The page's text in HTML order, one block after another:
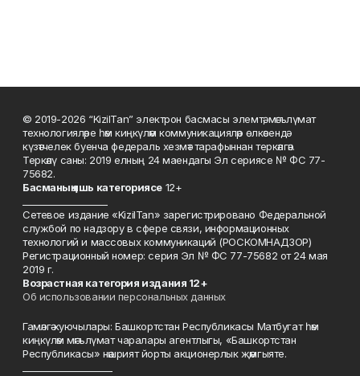
© 2019-2026 “KizilTan” электрон басмасы элемтә, мәгълүмат
технологияләре һәм киңкүләм коммуникацияләр өлкәсендә
күзәтчелек буенча федераль хезмәт тарафыннан теркәлгән.
Теркәлү саны: 2019 елның 24 маендагы Эл сериясе № ФС 77-
75682.
Басманың яшь категориясе12+
Сетевое издание «KizilTan» зарегистрировано Федеральной
службой по надзору в сфере связи, информационных
технологий и массовых коммуникаций (РОСКОМНАДЗОР)
Регистрационный номер: серия Эл № ФС 77-75682 от 24 мая
2019 г.
Возрастная категория издания 12+
Об использовании персональных данных
Гамәлгә куючылары: Башкортстан Республикасы Матбугат һәм
киңкүләм мәгълүмат чаралары агентлыгы, «Башкортстан
Республикасы» нәшрият йорты акционерлык җәмгыяте.